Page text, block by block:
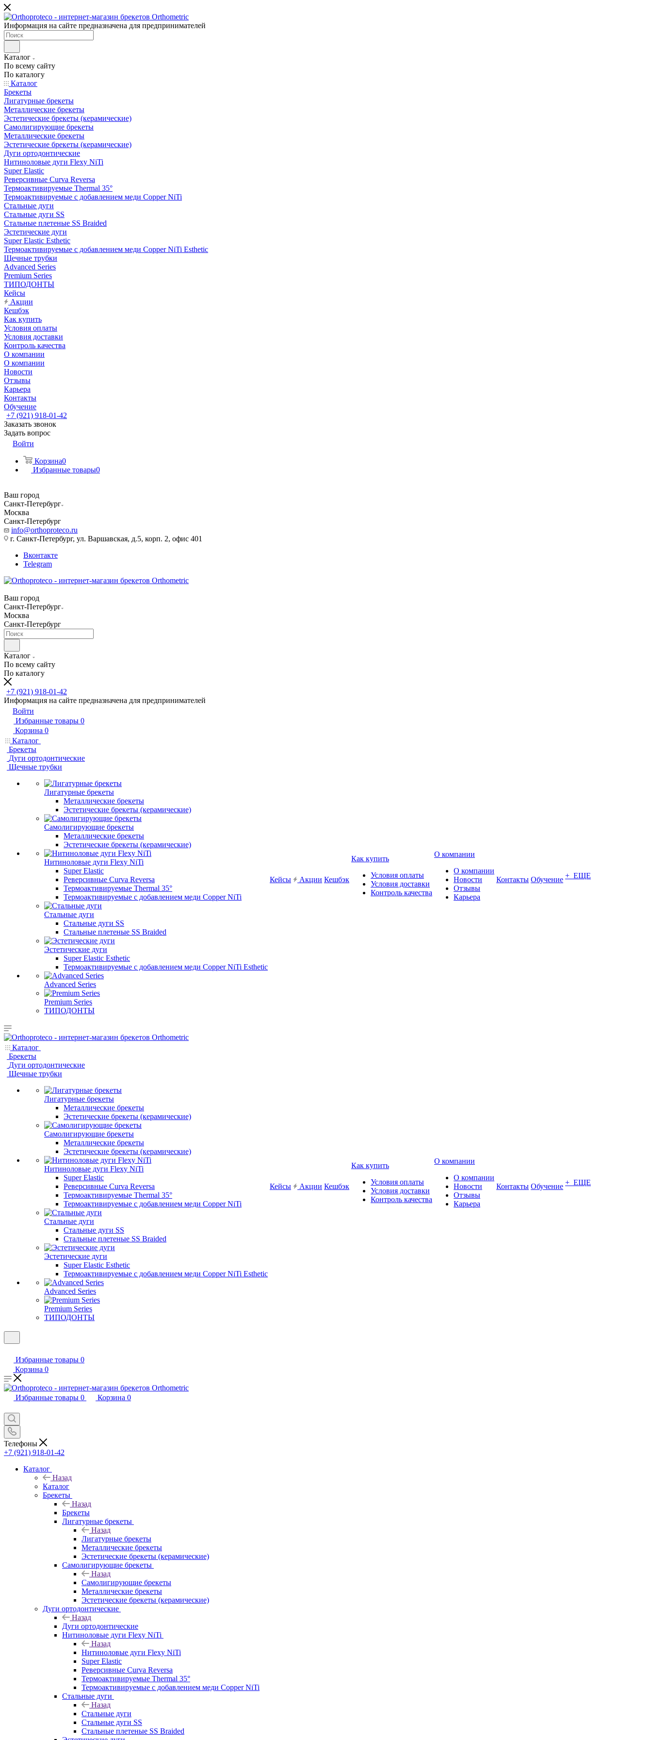
Информация на сайте предназначена для предпринимателей
Каталог
По всему сайту
По каталогу
Каталог
Брекеты
Лигатурные брекеты
Металлические брекеты
Эстетические брекеты (керамические)
Самолигирующие брекеты
Металлические брекеты
Эстетические брекеты (керамические)
Дуги ортодонтические
Нитиноловые дуги Flexy NiTi
Super Elastic
Реверсивные Curva Reversa
Термоактивируемые Thermal 35°
Термоактивируемые с добавлением меди Copper NiTi
Стальные дуги
Стальные дуги SS
Стальные плетеные SS Braided
Эстетические дуги
Super Elastic Esthetic
Термоактивируемые с добавлением меди Copper NiTi Esthetic
Щечные трубки
Advanced Series
Premium Series
ТИПОДОНТЫ
Кейсы
Акции
Кешбэк
Как купить
Условия оплаты
Условия доставки
Контроль качества
О компании
О компании
Новости
Отзывы
Карьера
Контакты
Обучение
+7 (921) 918-01-42
Заказать звонок
Задать вопрос
Войти
Корзина0
Избранные товары0
Ваш город
Санкт-Петербург
Москва
Санкт-Петербург
info@orthoproteco.ru
г. Санкт-Петербург, ул. Варшавская, д.5, корп. 2, офис 401
Вконтакте
Telegram
Ваш город
Санкт-Петербург
Москва
Санкт-Петербург
Каталог
По всему сайту
По каталогу
+7 (921) 918-01-42
Информация на сайте предназначена для предпринимателей
Войти
Избранные товары 0
Корзина 0
Каталог
Брекеты
Дуги ортодонтические
Щечные трубки
Лигатурные брекеты
Металлические брекеты
Эстетические брекеты (керамические)
Самолигирующие брекеты
Металлические брекеты
Эстетические брекеты (керамические)
Нитиноловые дуги Flexy NiTi
Super Elastic
Реверсивные Curva Reversa
Термоактивируемые Thermal 35°
Термоактивируемые с добавлением меди Copper NiTi
Стальные дуги
Стальные дуги SS
Стальные плетеные SS Braided
Эстетические дуги
Super Elastic Esthetic
Термоактивируемые с добавлением меди Copper NiTi Esthetic
Advanced Series
Premium Series
ТИПОДОНТЫ
Кейсы Акции Кешбэк
Как купить
Условия оплаты
Условия доставки
Контроль качества
О компании
О компании
Новости
Отзывы
Карьера
Контакты Обучение + ЕЩЕ
Каталог
Брекеты
Дуги ортодонтические
Щечные трубки
Лигатурные брекеты
Металлические брекеты
Эстетические брекеты (керамические)
Самолигирующие брекеты
Металлические брекеты
Эстетические брекеты (керамические)
Нитиноловые дуги Flexy NiTi
Super Elastic
Реверсивные Curva Reversa
Термоактивируемые Thermal 35°
Термоактивируемые с добавлением меди Copper NiTi
Стальные дуги
Стальные дуги SS
Стальные плетеные SS Braided
Эстетические дуги
Super Elastic Esthetic
Термоактивируемые с добавлением меди Copper NiTi Esthetic
Advanced Series
Premium Series
ТИПОДОНТЫ
Кейсы Акции Кешбэк
Как купить
Условия оплаты
Условия доставки
Контроль качества
О компании
О компании
Новости
Отзывы
Карьера
Контакты Обучение + ЕЩЕ
Избранные товары 0
Корзина 0
Избранные товары 0 Корзина 0
Телефоны
+7 (921) 918-01-42
Каталог
Назад
Каталог
Брекеты
Назад
Брекеты
Лигатурные брекеты
Назад
Лигатурные брекеты
Металлические брекеты
Эстетические брекеты (керамические)
Самолигирующие брекеты
Назад
Самолигирующие брекеты
Металлические брекеты
Эстетические брекеты (керамические)
Дуги ортодонтические
Назад
Дуги ортодонтические
Нитиноловые дуги Flexy NiTi
Назад
Нитиноловые дуги Flexy NiTi
Super Elastic
Реверсивные Curva Reversa
Термоактивируемые Thermal 35°
Термоактивируемые с добавлением меди Copper NiTi
Стальные дуги
Назад
Стальные дуги
Стальные дуги SS
Стальные плетеные SS Braided